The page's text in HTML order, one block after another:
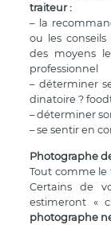
traiteur :
– la
ou les
des moyens
professionnel
– déterminer
dinatoire ?
– déterminer
– se sentir en
Photographe
Tout comme le
Certains de
estimeront «
photographe